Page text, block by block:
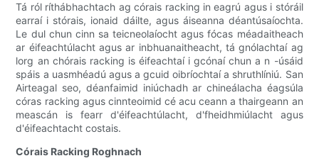
Tá ról ríthábhachtach ag córais racking in eagrú agus i stóráil
earraí i stórais, ionaid dáilte, agus áiseanna déantúsaíochta.
Le dul chun cinn sa teicneolaíocht agus fócas méadaitheach
ar éifeachtúlacht agus ar inbhuanaitheacht, tá gnólachtaí ag
lorg an chórais racking is éifeachtaí i gcónaí chun a n -úsáid
spáis a uasmhéadú agus a gcuid oibríochtaí a shruthlíniú. San
Airteagal seo, déanfaimid iniúchadh ar chineálacha éagsúla
córas racking agus cinnteoimid cé acu ceann a thairgeann an
meascán is fearr d'éifeachtúlacht, d'fheidhmiúlacht agus
d'éifeachtacht costais.
Córais Racking Roghnach